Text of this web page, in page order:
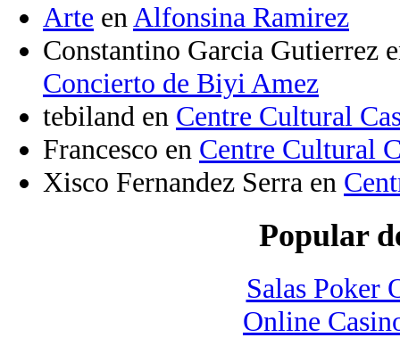
Arte en Alfonsina Ramirez
Constantino Garcia Gutierrez
Concierto de Biyi Amez
tebiland en Centre Cultural
Francesco en Centre Cultural
Xisco Fernandez Serra en
Popular
Salas Poker
Online